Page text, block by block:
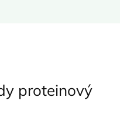
proteinový